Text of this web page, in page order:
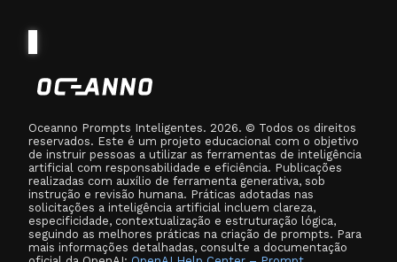
Oceanno Prompts Inteligentes. 2026. © Todos os direitos
reservados. Este é um projeto educacional com o objetivo
de instruir pessoas a utilizar as ferramentas de inteligência
artificial com responsabilidade e eficiência. Publicações
realizadas com auxílio de ferramenta generativa, sob
instrução e revisão humana. Práticas adotadas nas
solicitações a inteligência artificial incluem clareza,
especificidade, contextualização e estruturação lógica,
seguindo as melhores práticas na criação de prompts. Para
mais informações detalhadas, consulte a documentação